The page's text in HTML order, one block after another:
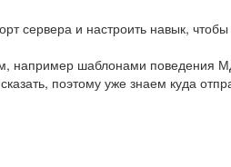
сервера и настроить навык,
например шаблонами поведения
поэтому уже знаем куда